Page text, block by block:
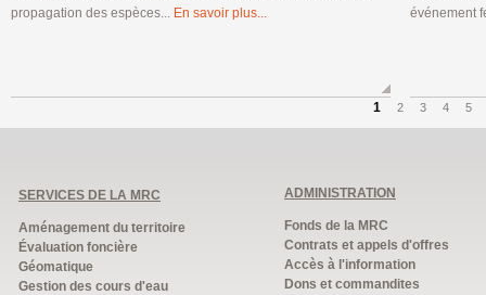
propagation des espèces... En savoir plus...
événement
1 2 3 4 5
SERVICES DE LA MRC
Aménagement du territoire
Évaluation foncière
Géomatique
Gestion des cours d'eau
ADMINISTRATION
Fonds de la MRC
Contrats et appels d'offres
Accès à l'information
Dons et commandites